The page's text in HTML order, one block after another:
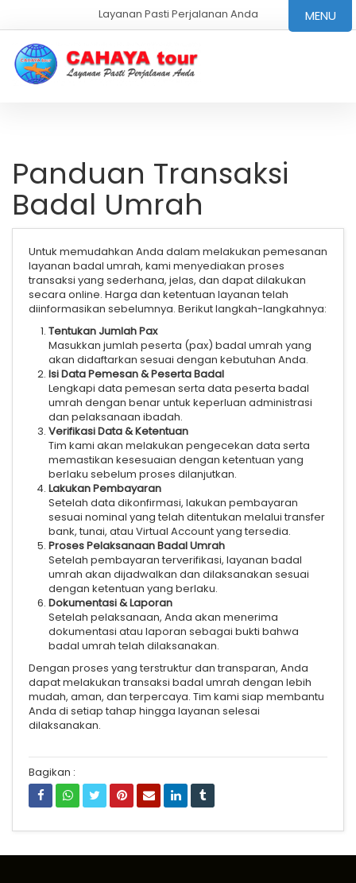
Layanan Pasti Perjalanan Anda
Panduan Transaksi
Badal Umrah
Untuk memudahkan Anda dalam melakukan pemesanan
layanan badal umrah, kami menyediakan proses
transaksi yang sederhana, jelas, dan dapat dilakukan
secara online. Harga dan ketentuan layanan telah
diinformasikan sebelumnya. Berikut langkah-langkahnya:
Tentukan Jumlah Pax
Masukkan jumlah peserta (pax) badal umrah yang
akan didaftarkan sesuai dengan kebutuhan Anda.
Isi Data Pemesan & Peserta Badal
Lengkapi data pemesan serta data peserta badal
umrah dengan benar untuk keperluan administrasi
dan pelaksanaan ibadah.
Verifikasi Data & Ketentuan
Tim kami akan melakukan pengecekan data serta
memastikan kesesuaian dengan ketentuan yang
berlaku sebelum proses dilanjutkan.
Lakukan Pembayaran
Setelah data dikonfirmasi, lakukan pembayaran
sesuai nominal yang telah ditentukan melalui transfer
bank, tunai, atau Virtual Account yang tersedia.
Proses Pelaksanaan Badal Umrah
Setelah pembayaran terverifikasi, layanan badal
umrah akan dijadwalkan dan dilaksanakan sesuai
dengan ketentuan yang berlaku.
Dokumentasi & Laporan
Setelah pelaksanaan, Anda akan menerima
dokumentasi atau laporan sebagai bukti bahwa
badal umrah telah dilaksanakan.
Dengan proses yang terstruktur dan transparan, Anda
dapat melakukan transaksi badal umrah dengan lebih
mudah, aman, dan terpercaya. Tim kami siap membantu
Anda di setiap tahap hingga layanan selesai
dilaksanakan.
Bagikan :
MENU